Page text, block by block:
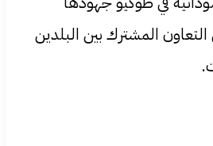
المشترك بين البلدين